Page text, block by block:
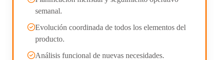
semanal.
Evolución coordinada de todos los elementos del
producto.
Análisis funcional de nuevas necesidades.